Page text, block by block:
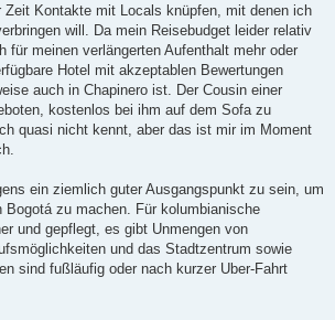
Zeit Kontakte mit Locals knüpfen, mit denen ich
will. Da mein Reisebudget leider relativ
für meinen verlängerten Aufenthalt mehr oder
Hotel mit akzeptablen Bewertungen
auch in Chapinero ist. Der Cousin einer
kostenlos bei ihm auf dem Sofa zu
quasi nicht kennt, aber das ist mir im Moment
ein ziemlich guter Ausgangspunkt zu sein, um
zu machen. Für kolumbianische
und gepflegt, es gibt Unmengen von
und das Stadtzentrum sowie
sind fußläufig oder nach kurzer Uber-Fahrt